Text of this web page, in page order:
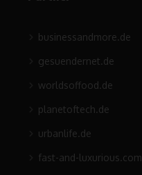
businessandmore.de
gesuendernet.de
worldsoffood.de
planetoftech.de
urbanlife.de
fast-and-luxurious.com